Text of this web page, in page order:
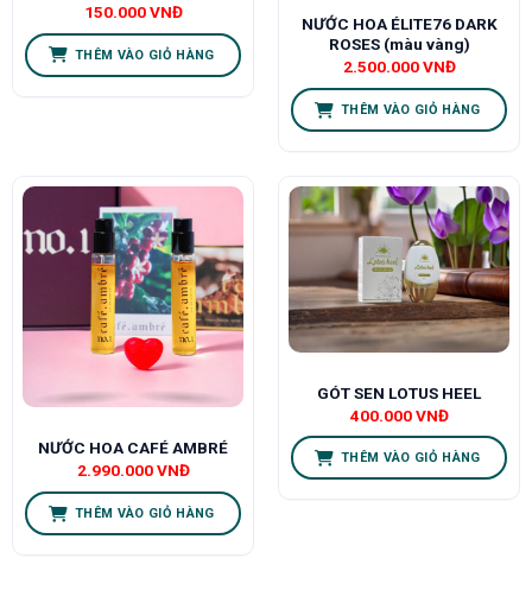
150.000VNĐ
THÊM VÀO GIỎ HÀNG
NƯỚC HOA ÉLITE76 DARK
ROSES (màu vàng)
2.500.000VNĐ
THÊM VÀO GIỎ HÀNG
NƯỚC HOA CAFÉ AMBRÉ
2.990.000VNĐ
THÊM VÀO GIỎ HÀNG
GÓT SEN LOTUS HEEL
400.000VNĐ
THÊM VÀO GIỎ HÀNG